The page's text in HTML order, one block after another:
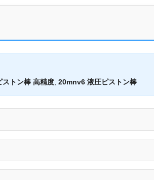
ストン棒 高精度 20mnv6 液圧ピストン棒